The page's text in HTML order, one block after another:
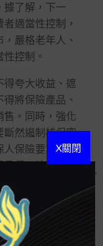
據了解，下一
適當性控制，
嚴格老年人、
控制。
夸大收益、遮
將保險產品、
售。同時，強化
斷然遏制核保空
人保險要求后要
承保，接收被保
求后，要及時
，提拔理
老少
性，杜絕惡意
X關閉